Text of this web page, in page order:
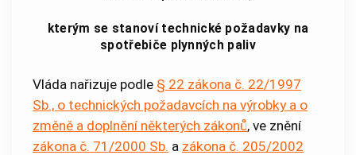
kterým se stanoví technické požadavky na
spotřebiče plynných paliv
Vláda nařizuje podle § 22 zákona č. 22/1997
Sb., o technických požadavcích na výrobky a o
změně a doplnění některých zákonů, ve znění
zákona č. 71/2000 Sb. a zákona č. 205/2002